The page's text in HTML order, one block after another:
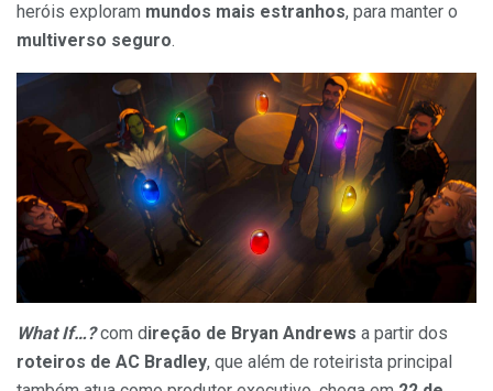
heróis exploram mundos mais estranhos, para manter o
multiverso seguro.
What If…? com direção de Bryan Andrews a partir dos
roteiros de AC Bradley, que além de roteirista principal